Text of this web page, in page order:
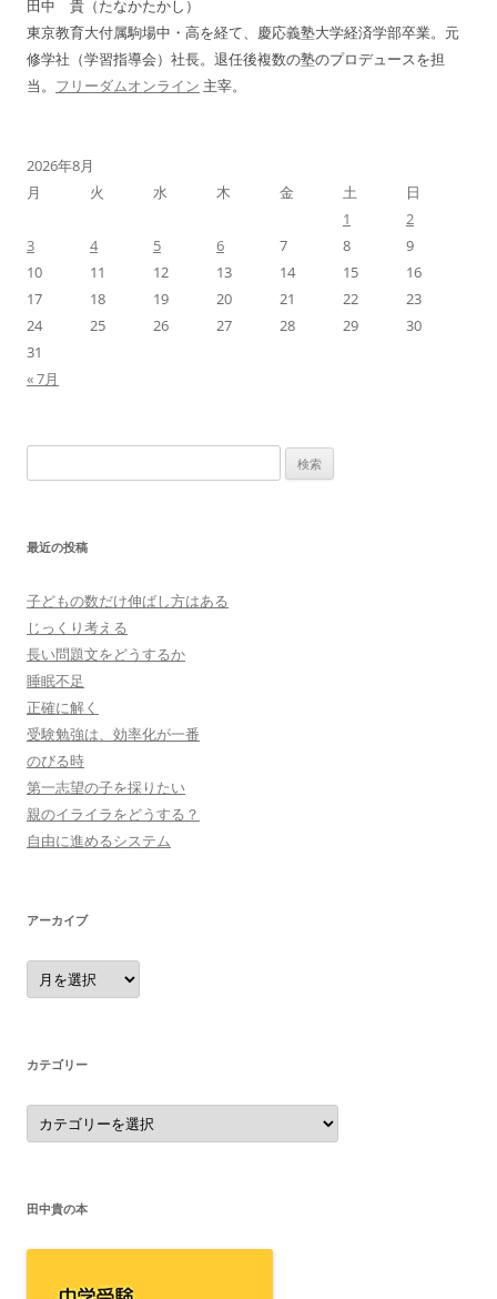
ン
田中 貴（たなかたかし）
東京教育大付属駒場中・高を経て、慶応義塾大学経済学部卒業。元
修学社（学習指導会）社長。退任後複数の塾のプロデュースを担
当。 フリーダムオンライン 主宰。
2026年8月
月
火 水 木 金 土
日
1
2
3
4 5 6 7 8
9
10
11 12 13 14 15
16
17
18 19 20 21 22
23
24
25 26 27 28 29
30
31
« 7月
索:
最近の投稿
子どもの数だけ伸ばし方はある
じっくり考える
長い問題文をどうするか
睡眠不足
正確に解く
受験勉強は、効率化が一番
のびる時
第一志望の子を採りたい
親のイライラをどうする？
自由に進めるシステム
アーカイブ
ア
ー
カ
カテゴリー
カ
テ
ゴ
田中貴の本